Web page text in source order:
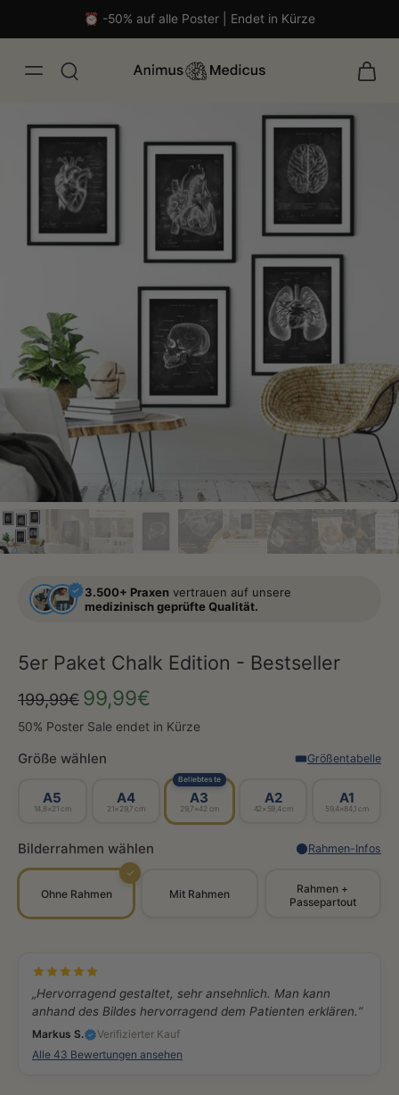
⏰ -50% auf alle Poster | Endet in Kürze
3.500+ Praxen vertrauen auf unsere
medizinisch geprüfte Qualität.
5er Paket Chalk Edition - Bestseller
199,99€ 99,99€
50% Poster Sale endet in Kürze
Größe wählen Größentabelle
A5
14,8×21 cm
A4
21×29,7 cm
Beliebteste
A3
29,7×42 cm
A2
42×59,4 cm
A1
59,4×84,1 cm
Bilderrahmen wählen Rahmen-Infos
Ohne Rahmen
✓
Mit Rahmen
Rahmen +
Passepartout
„Hervorragend gestaltet, sehr ansehnlich. Man kann
anhand des Bildes hervorragend dem Patienten erklären.“
Markus S.
Verifizierter Kauf
Alle 43 Bewertungen ansehen